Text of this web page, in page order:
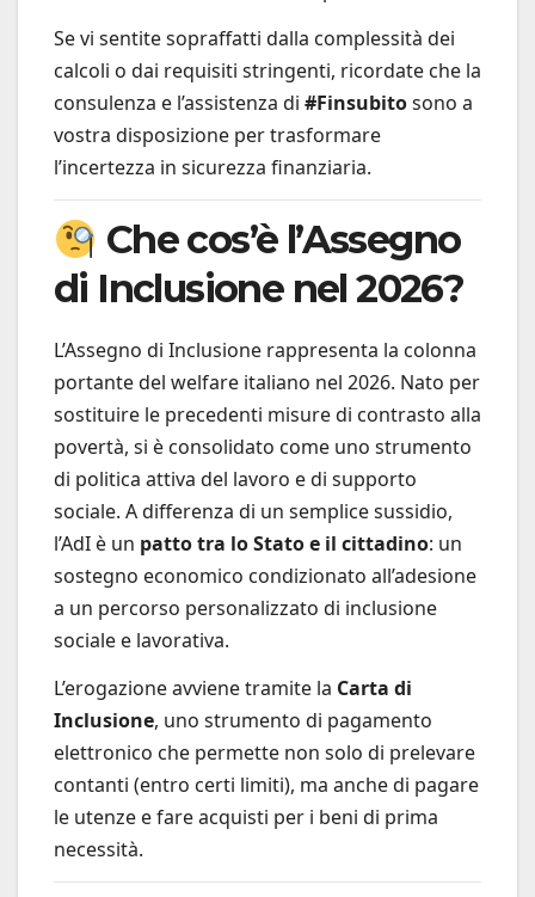
Se vi sentite sopraffatti dalla complessità dei
calcoli o dai requisiti stringenti, ricordate che la
consulenza e l’assistenza di #Finsubitosono a
vostra disposizione per trasformare
l’incertezza in sicurezza finanziaria.
Che cos’è l’Assegno
di Inclusione nel 2026?
L’Assegno di Inclusione rappresenta la colonna
portante del welfare italiano nel 2026. Nato per
sostituire le precedenti misure di contrasto alla
povertà, si è consolidato come uno strumento
di politica attiva del lavoro e di supporto
sociale. A differenza di un semplice sussidio,
l’AdI è un patto tra lo Stato e il cittadino: un
sostegno economico condizionato all’adesione
a un percorso personalizzato di inclusione
sociale e lavorativa.
L’erogazione avviene tramite la Carta di
Inclusione, uno strumento di pagamento
elettronico che permette non solo di prelevare
contanti (entro certi limiti), ma anche di pagare
le utenze e fare acquisti per i beni di prima
necessità.